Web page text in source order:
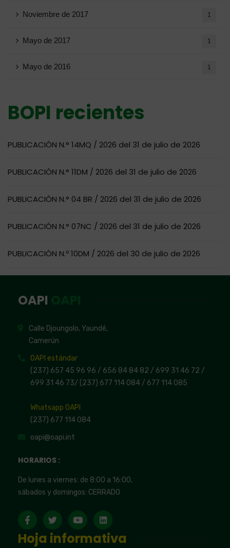
Noviembre de 2017 1
Mayo de 2017 1
Mayo de 2016 1
BOPI recientes
PUBLICACIÓN N.° 14MQ / 2026 del 31 de julio de 2026
PUBLICACIÓN N.° 11DM / 2026 del 31 de julio de 2026
PUBLICACIÓN N.° 04 BR / 2026 del 31 de julio de 2026
PUBLICACIÓN N.° 07NC / 2026 del 31 de julio de 2026
PUBLICACIÓN N.º 10DM / 2026 del 30 de julio de 2026
OAPI
Calle Djoungolo, Yaundé,
Camerún
OAPI estándar
(237) 657 45 96 96 / 656 84 84 82 / 699 31 46 72 /
699 31 46 73/ (237) 677 114 084 / 677 114 085
Whatsapp OAPI
(237) 677 114 084
oapi@oapi.int
HORARIOS :
De lunes a viernes: de 8:00 a 16:00,
sábados y domingos: CERRADO
Hoja informativa